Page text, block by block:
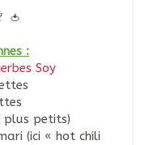
🍅
:
Soy
plus petits)
(ici « hot chili